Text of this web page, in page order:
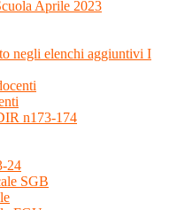
Aprile 2023
negli elenchi aggiuntivi I
n173-174
24
SGB